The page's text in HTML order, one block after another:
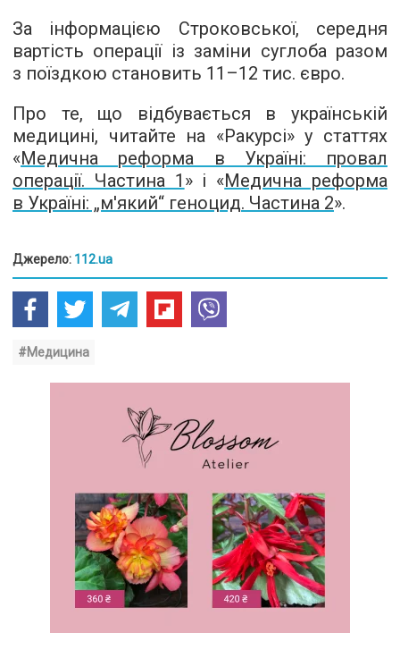
За інформацією Строковської, середня
вартість операції із заміни суглоба разом
з поїздкою становить 11–12 тис. євро.
Про те, що відбувається в українській
медицині, читайте на «Ракурсі» у статтях
«Медична реформа в Україні: провал
операції. Частина 1 » і «Медична реформа
в Україні: „м'який“ геноцид. Частина 2».
Джерело: 112.ua
#Медицина